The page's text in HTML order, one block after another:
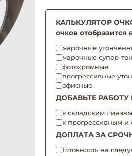
КАЛЬКУЛЯТОР
очков
марочные
марочные супер-
фотохромные
прогрессивные
офисные
ДОБАВЬТЕ РАБОТУ
к складским линзам
к прогрессивным
ДОПЛАТА ЗА
Готовность на